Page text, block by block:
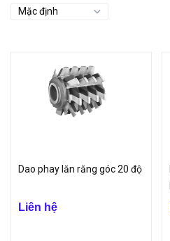
Dao phay lăn răng góc 20 độ
Liên hệ